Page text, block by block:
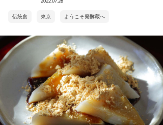
伝統食 東京 ようこそ発酵蔵へ